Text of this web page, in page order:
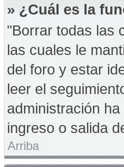
» ¿Cuál es la
"Borrar todas las
las cuales le
del foro y estar
leer el
administración
ingreso o salida
Arriba